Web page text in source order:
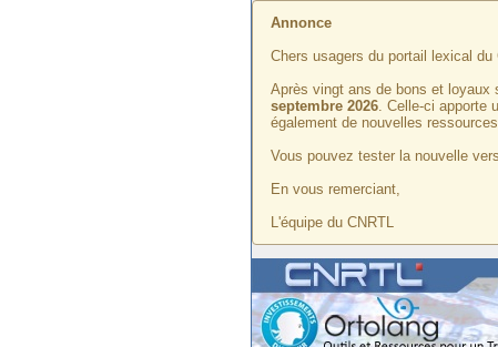
Annonce
Chers usagers du portail lexical du
Après vingt ans de bons et loyaux
septembre 2026. Celle-ci apporte
également de nouvelles
Vous pouvez tester la nouvelle
En vous remerciant,
L'équipe du CNRTL